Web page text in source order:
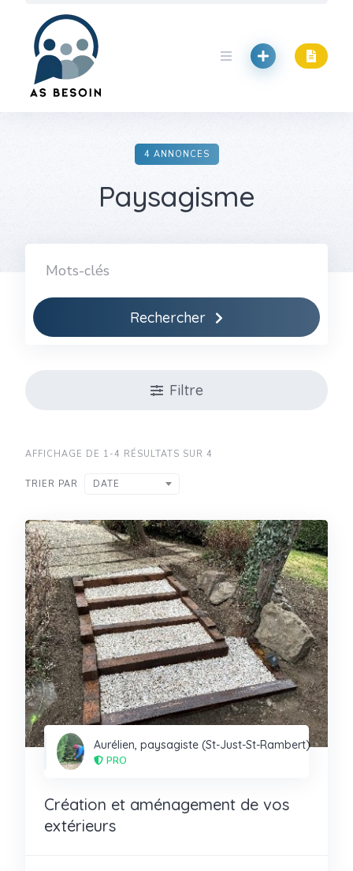
content
4 ANNONCES
Paysagisme
Rechercher
Filtre
AFFICHAGE DE 1-4 RÉSULTATS SUR 4
TRIER PAR DATE
Aurélien, paysagiste (St-Just-St-Rambert)
PRO
Création et aménagement de vos
extérieurs